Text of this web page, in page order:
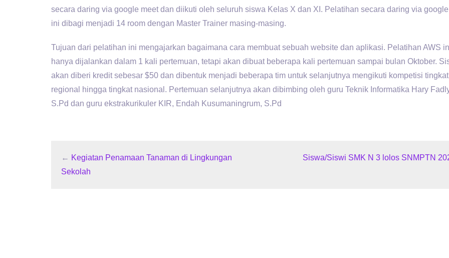
secara daring via google meet dan diikuti oleh seluruh siswa Kelas X dan XI. Pelatihan secara daring via
ini dibagi menjadi 14 room dengan Master Trainer masing-masing.
Tujuan dari pelatihan ini mengajarkan bagaimana cara membuat sebuah website dan aplikasi. Pelatihan AWS
hanya dijalankan dalam 1 kali pertemuan, tetapi akan dibuat beberapa kali pertemuan sampai bulan Oktober.
akan diberi kredit sebesar $50 dan dibentuk menjadi beberapa tim untuk selanjutnya mengikuti kompetisi tingkat
regional hingga tingkat nasional. Pertemuan selanjutnya akan dibimbing oleh guru Teknik Informatika Hary
S.Pd dan guru ekstrakurikuler KIR, Endah Kusumaningrum, S.Pd
← Kegiatan Penamaan Tanaman di Lingkungan
Sekolah
Siswa/Siswi SMK N 3 lolos SNMPTN